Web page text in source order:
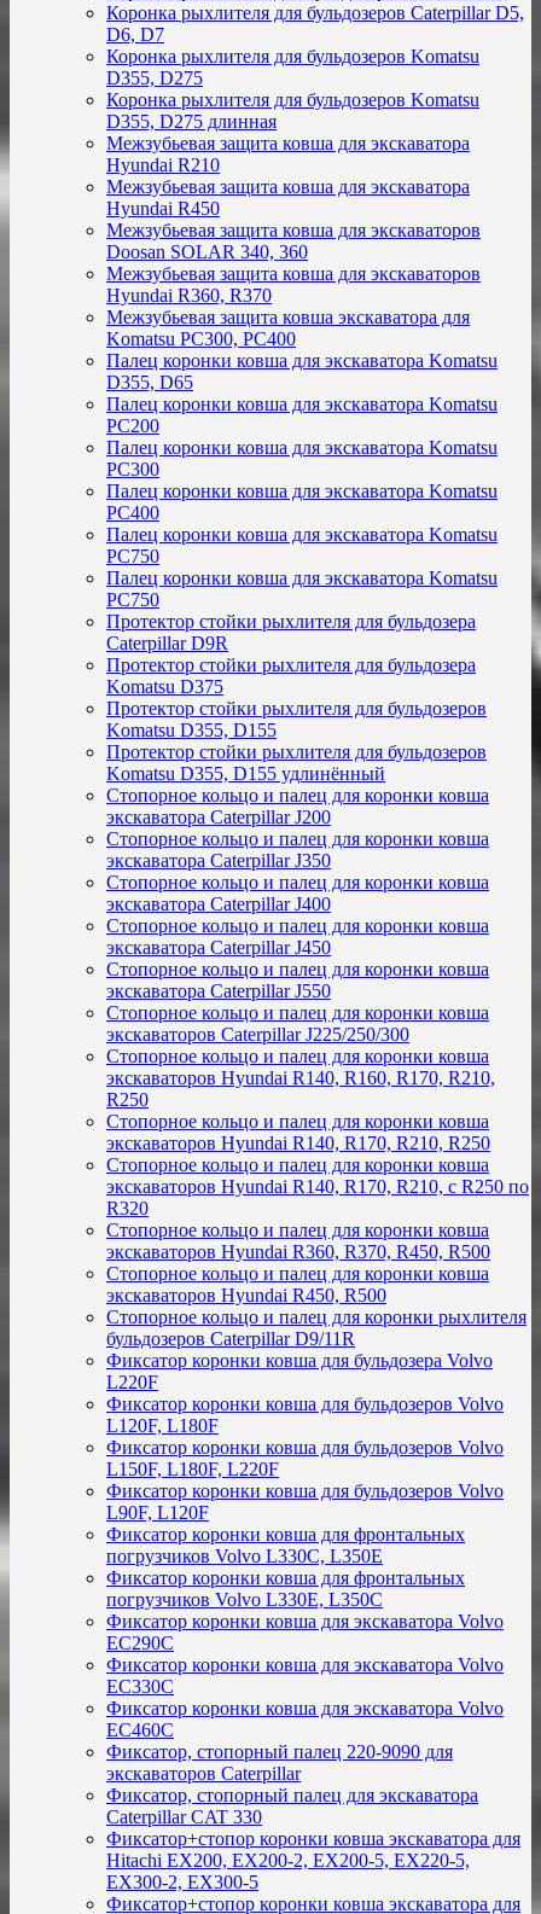
Коронка рыхлителя для бульдозеров Caterpillar D5,
D6, D7
Коронка рыхлителя для бульдозеров Komatsu
D355, D275
Коронка рыхлителя для бульдозеров Komatsu
D355, D275 длинная
Межзубьевая защита ковша для экскаватора
Hyundai R210
Межзубьевая защита ковша для экскаватора
Hyundai R450
Межзубьевая защита ковша для экскаваторов
Doosan SOLAR 340, 360
Межзубьевая защита ковша для экскаваторов
Hyundai R360, R370
Межзубьевая защита ковша экскаватора для
Komatsu PC300, PC400
Палец коронки ковша для экскаватора Komatsu
D355, D65
Палец коронки ковша для экскаватора Komatsu
PC200
Палец коронки ковша для экскаватора Komatsu
PC300
Палец коронки ковша для экскаватора Komatsu
PC400
Палец коронки ковша для экскаватора Komatsu
PC750
Палец коронки ковша для экскаватора Komatsu
PC750
Протектор стойки рыхлителя для бульдозера
Caterpillar D9R
Протектор стойки рыхлителя для бульдозера
Komatsu D375
Протектор стойки рыхлителя для бульдозеров
Komatsu D355, D155
Протектор стойки рыхлителя для бульдозеров
Komatsu D355, D155 удлинённый
Стопорное кольцо и палец для коронки ковша
экскаватора Caterpillar J200
Стопорное кольцо и палец для коронки ковша
экскаватора Caterpillar J350
Стопорное кольцо и палец для коронки ковша
экскаватора Caterpillar J400
Стопорное кольцо и палец для коронки ковша
экскаватора Caterpillar J450
Стопорное кольцо и палец для коронки ковша
экскаватора Caterpillar J550
Стопорное кольцо и палец для коронки ковша
экскаваторов Caterpillar J225/250/300
Стопорное кольцо и палец для коронки ковша
экскаваторов Hyundai R140, R160, R170, R210,
R250
Стопорное кольцо и палец для коронки ковша
экскаваторов Hyundai R140, R170, R210, R250
Стопорное кольцо и палец для коронки ковша
экскаваторов Hyundai R140, R170, R210, с R250 по
R320
Стопорное кольцо и палец для коронки ковша
экскаваторов Hyundai R360, R370, R450, R500
Стопорное кольцо и палец для коронки ковша
экскаваторов Hyundai R450, R500
Стопорное кольцо и палец для коронки рыхлителя
бульдозеров Caterpillar D9/11R
Фиксатор коронки ковша для бульдозера Volvo
L220F
Фиксатор коронки ковша для бульдозеров Volvo
L120F, L180F
Фиксатор коронки ковша для бульдозеров Volvo
L150F, L180F, L220F
Фиксатор коронки ковша для бульдозеров Volvo
L90F, L120F
Фиксатор коронки ковша для фронтальных
погрузчиков Volvo L330C, L350E
Фиксатор коронки ковша для фронтальных
погрузчиков Volvo L330E, L350C
Фиксатор коронки ковша для экскаватора Volvo
EC290C
Фиксатор коронки ковша для экскаватора Volvo
EC330C
Фиксатор коронки ковша для экскаватора Volvo
EC460C
Фиксатор, стопорный палец 220-9090 для
экскаваторов Caterpillar
Фиксатор, стопорный палец для экскаватора
Caterpillar CAT 330
Фиксатор+стопор коронки ковша экскаватора для
Hitachi EX200, EX200-2, EX200-5, EX220-5,
EX300-2, EX300-5
Фиксатор+стопор коронки ковша экскаватора для